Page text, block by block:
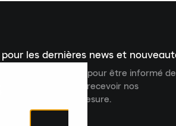
les dernières news et
la newsletter Laced pour être informé
collections et recevoir nos
de produits sur mesure.